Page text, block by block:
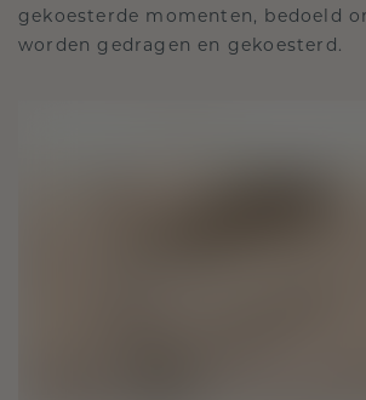
gekoesterde momenten, bedoeld
worden gedragen en gekoesterd.